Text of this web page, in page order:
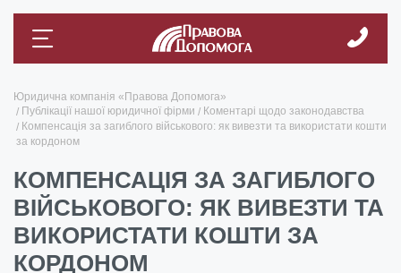
Юридична компанія «Правова Допомога»
Публікації нашої юридичної фірми
Коментарі щодо законодавства
Компенсація за загиблого військового: як вивезти та використати кошти
за кордоном
КОМПЕНСАЦІЯ ЗА ЗАГИБЛОГО
ВІЙСЬКОВОГО: ЯК ВИВЕЗТИ ТА
ВИКОРИСТАТИ КОШТИ ЗА
КОРДОНОМ